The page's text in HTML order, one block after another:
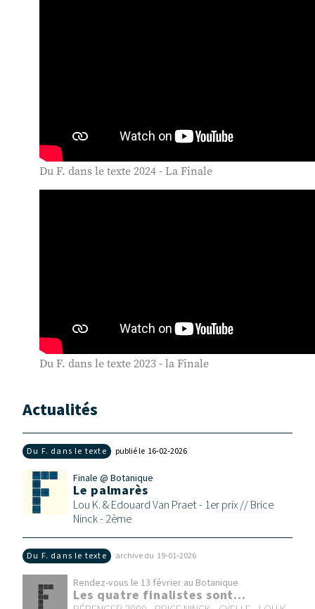
Du F. dans le texte 2024 - La Finale
Du F. dans le texte 2023 - la Finale
Actualités
Du F. dans le texte publié le 16‑02‑2026
Finale @ Botanique
Le palmarès
Lou K. & Edouard Van Praet - 1er prix // Brice
Ninck - 2ème
Du F. dans le texte archive du 19‑01‑2026
Rendez-vous le 13 février au Botanique
Les quatre finalistes sont...